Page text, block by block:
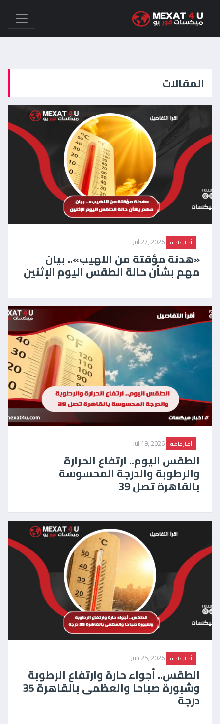
المقالات
أخبار عاجلة Jul 27, 2026
«هدنة مؤقتة من اللهيب».. بيان
مهم بشأن حالة الطقس اليوم الإثنين
أخبار عاجلة Jul 19, 2026
الطقس اليوم.. ارتفاع الحرارة
والرطوبة والدرجة المحسوسة
بالقاهرة تصل 39
أخبار عاجلة Jun 25, 2026
الطقس.. أجواء حارة وارتفاع الرطوبة
وشبورة صباحا والعظمى بالقاهرة 35
درجة